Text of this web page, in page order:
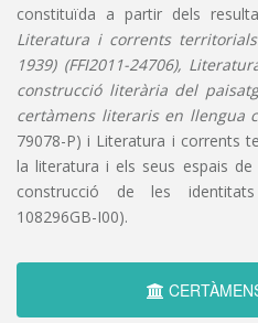
constituïda a partir dels
Literatura i corrents
1939) (FFI2011-24706),
construcció literària del
certàmens literaris en llengua
79078-P) i Literatura i corrents
la literatura i els seus espais
construcció de les identitats
108296GB-I00).